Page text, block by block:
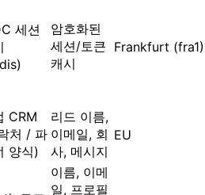
세션
암호화된
세션/토큰
캐시
Frankfurt (fra1)
CRM
처 / 파
양식)
리드 이름,
이메일, 회
사, 메시지
EU
이름, 이메
일, 프로필